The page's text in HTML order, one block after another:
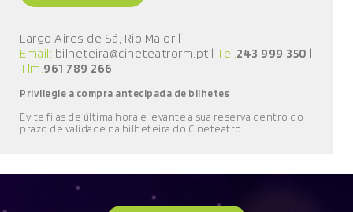
Largo Aires de Sá, Rio Maior |
Email: bilheteira@cineteatrorm.pt | Tel.243 999 350 |
Tlm.961 789 266
Privilegie a compra antecipada de bilhetes
Evite filas de última hora e levante a sua reserva dentro do
prazo de validade na bilheteira do Cineteatro.